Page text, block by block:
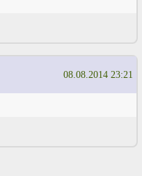
08.08.2014 23:21